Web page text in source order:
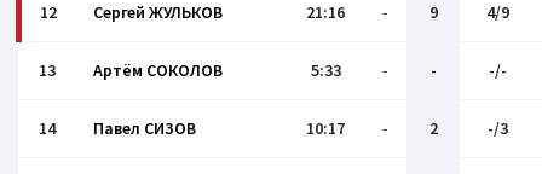
12 Сергей ЖУЛЬКОВ 21:16 - 9 4/9
13 Артём СОКОЛОВ 5:33 - - -/-
14 Павел СИЗОВ 10:17 - 2 -/3